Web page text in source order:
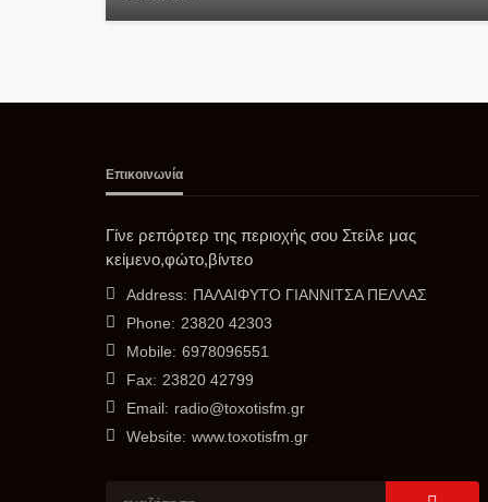
Επικοινωνία
Γίνε ρεπόρτερ της περιοχής σου Στείλε μας
κείμενο,φώτο,βίντεο
Address: ΠΑΛΑΙΦΥΤΟ ΓΙΑΝΝΙΤΣΑ ΠΕΛΛΑΣ
Phone: 23820 42303
Mobile: 6978096551
Fax: 23820 42799
Email: radio@toxotisfm.gr
Website: www.toxotisfm.gr